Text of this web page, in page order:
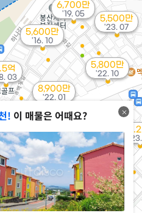
5,500만
'23. 07
5,800만
'22. 10
1억
'22. 06
8,900만
'22. 01
2.9억
1.5억
'20. 11
6,700만
'19. 05
8,800만
'19. 04
억
03
5,600만
'16. 10
! 이 매물은 어때요?